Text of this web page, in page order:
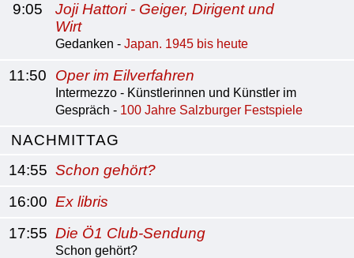
9:05
Joji Hattori - Geiger, Dirigent und
Wirt
Gedanken - Japan. 1945 bis heute
11:50 Oper im Eilverfahren
Intermezzo - Künstlerinnen und Künstler im
Gespräch - 100 Jahre Salzburger Festspiele
NACHMITTAG
14:55 Schon gehört?
16:00 Ex libris
17:55 Die Ö1 Club-Sendung
Schon gehört?